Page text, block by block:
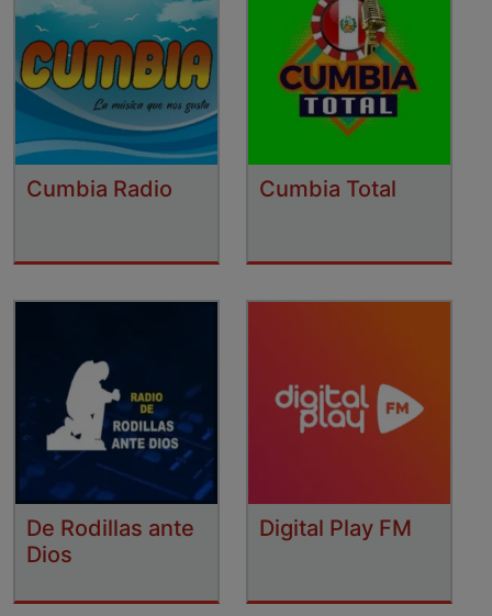
Cumbia Radio Cumbia Total
De Rodillas ante
Dios
Digital Play FM